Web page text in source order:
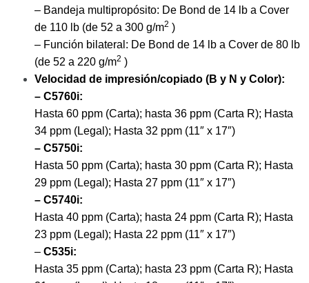
– Bandeja multipropósito: De Bond de 14 lb a Cover
de 110 lb (de 52 a 300 g/m2 )
– Función bilateral: De Bond de 14 lb a Cover de 80 lb
(de 52 a 220 g/m2 )
Velocidad de impresión/copiado (B y N y Color):
– C5760i:
Hasta 60 ppm (Carta); hasta 36 ppm (Carta R); Hasta
34 ppm (Legal); Hasta 32 ppm (11″ x 17″)
– C5750i:
Hasta 50 ppm (Carta); hasta 30 ppm (Carta R); Hasta
29 ppm (Legal); Hasta 27 ppm (11″ x 17″)
– C5740i:
Hasta 40 ppm (Carta); hasta 24 ppm (Carta R); Hasta
23 ppm (Legal); Hasta 22 ppm (11″ x 17″)
– C535i:
Hasta 35 ppm (Carta); hasta 23 ppm (Carta R); Hasta